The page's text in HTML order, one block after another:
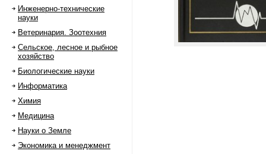
Инженерно-технические
науки
Ветеринария. Зоотехния
Сельское, лесное и рыбное
хозяйство
Биологические науки
Информатика
Химия
Медицина
Науки о Земле
Экономика и менеджмент